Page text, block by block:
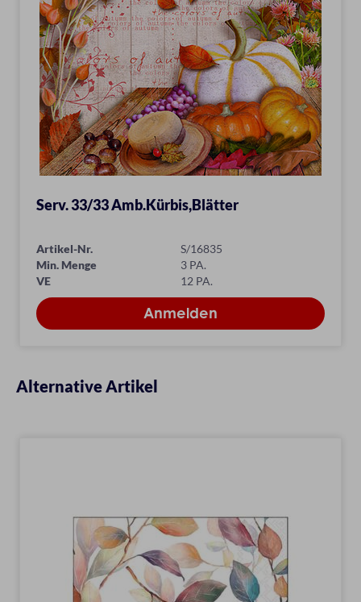
Serv. 33/33 Amb.Kürbis,Blätter
Artikel-Nr.
S/16835
Min. Menge
3 PA.
VE
12 PA.
Alternative Artikel